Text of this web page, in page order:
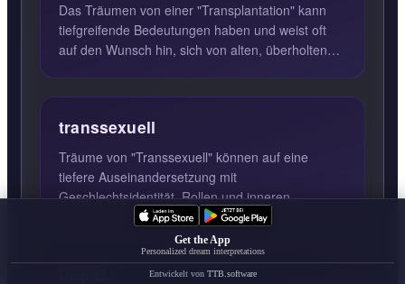
Das Träumen von einer "Transplantation" kann
tiefgreifende Bedeutungen haben und weist oft
auf den Wunsch hin, sich von alten, überholten
transsexuell
Träume von "Transsexuell" können auf eine
tiefere Auseinandersetzung mit
Geschlechtsidentität, Rollen und inneren
Konflikten hinweisen. Solche Träume spiegel...
Get the App
Personalized dream interpretations
Entwickelt von TTB.software